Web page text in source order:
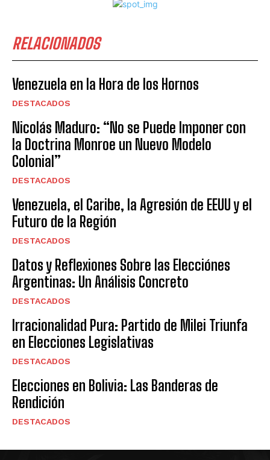
RELACIONADOS
Venezuela en la Hora de los Hornos
DESTACADOS
Nicolás Maduro: “No se Puede Imponer con
la Doctrina Monroe un Nuevo Modelo
Colonial”
DESTACADOS
Venezuela, el Caribe, la Agresión de EEUU y el
Futuro de la Región
DESTACADOS
Datos y Reflexiones Sobre las Elecciónes
Argentinas: Un Análisis Concreto
DESTACADOS
Irracionalidad Pura: Partido de Milei Triunfa
en Elecciones Legislativas
DESTACADOS
Elecciones en Bolivia: Las Banderas de
Rendición
DESTACADOS